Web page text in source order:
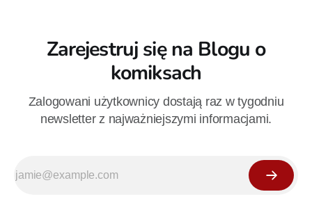
Zarejestruj się na Blogu o
komiksach
Zalogowani użytkownicy dostają raz w tygodniu
newsletter z najważniejszymi informacjami.